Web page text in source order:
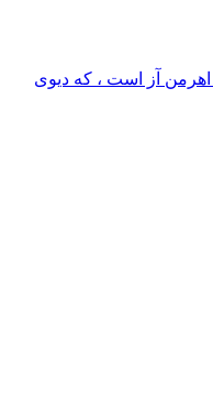
اهرمن آز است ، که دیوی